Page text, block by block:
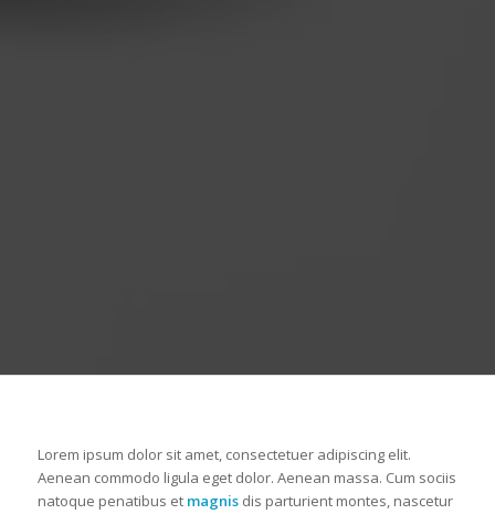
Lorem ipsum dolor sit amet, consectetuer adipiscing elit.
Aenean commodo ligula eget dolor. Aenean massa. Cum sociis
natoque penatibus et magnisdis parturient montes, nascetur